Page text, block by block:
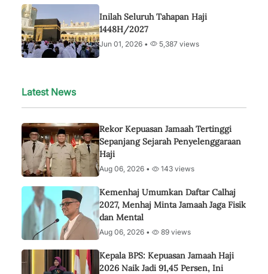
Inilah Seluruh Tahapan Haji
1448H/2027
Jun 01, 2026 • 5,387 views
Latest News
Rekor Kepuasan Jamaah Tertinggi
Sepanjang Sejarah Penyelenggaraan
Haji
Aug 06, 2026 • 143 views
Kemenhaj Umumkan Daftar Calhaj
2027, Menhaj Minta Jamaah Jaga Fisik
dan Mental
Aug 06, 2026 • 89 views
Kepala BPS: Kepuasan Jamaah Haji
2026 Naik Jadi 91,45 Persen, Ini